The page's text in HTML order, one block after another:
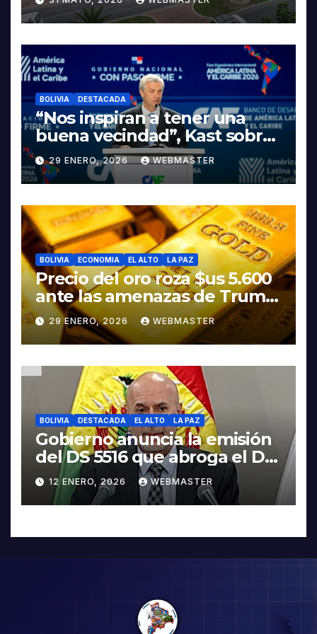
LA ELECTROMOVILIDAD Y LA
INDUSTRIALIZACIÓN DEL
LITIO
BOLIVIA DESTACADA
“Nos inspiran a tener una
buena vecindad”, Kast sobre
discurso del presidente
Rodrigo Paz
29 ENERO, 2026 WEBMASTER
BOLIVIA ECONOMIA EL ALTO LA PAZ
Precio del oro roza $us 5.600
ante las amenazas de Trump
contra Irán
29 ENERO, 2026 WEBMASTER
BOLIVIA DESTACADA EL ALTO LA PAZ
Gobierno anuncia la emisión
del DS 5516 que abroga el DS
5503
12 ENERO, 2026 WEBMASTER